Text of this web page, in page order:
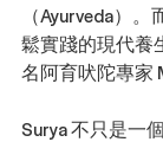
（Ayurveda）
鬆實踐的現代養
名阿育吠陀專家
Surya 不只是一